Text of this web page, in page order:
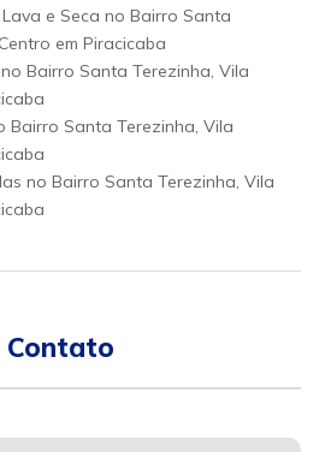
e Seca no Bairro Santa
em Piracicaba
Bairro Santa Terezinha, Vila
Bairro Santa Terezinha, Vila
no Bairro Santa Terezinha, Vila
Contato